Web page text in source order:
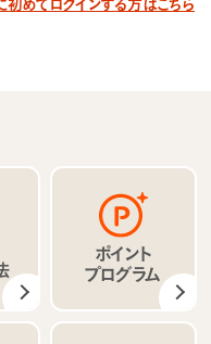
ポイント
プログラム